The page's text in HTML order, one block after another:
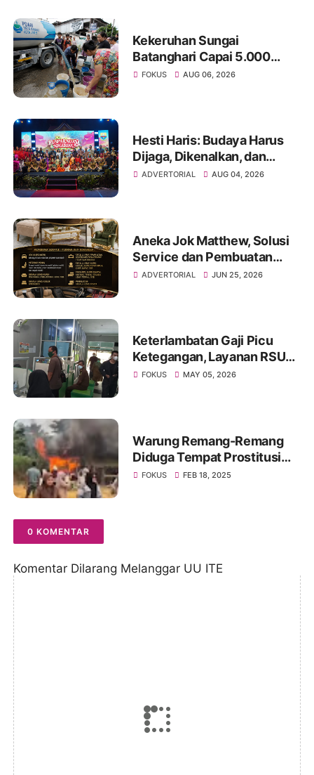
Kekeruhan Sungai
Batanghari Capai 5.000
NTU, Distribusi Air PDAM
FOKUS AUG 06, 2026
Hesti Haris: Budaya Harus
Dijaga, Dikenalkan, dan
Diwariskan
ADVERTORIAL AUG 04, 2026
Aneka Jok Matthew, Solusi
Service dan Pembuatan
Sofa hingga Interior Mobil di
ADVERTORIAL JUN 25, 2026
Keterlambatan Gaji Picu
Ketegangan, Layanan RSUD
Kolonel Abundjani Bangko
FOKUS MAY 05, 2026
Warung Remang-Remang
Diduga Tempat Prostitusi
Dibongkar Paksa Oleh
FOKUS FEB 18, 2025
0 KOMENTAR
Komentar Dilarang Melanggar UU ITE